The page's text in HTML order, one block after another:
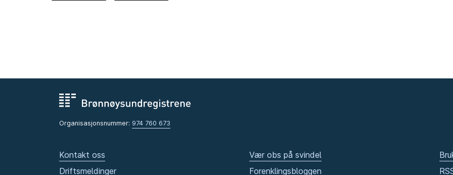
Organisasjonsnummer: 974 760 673
Kontakt oss
Driftsmeldinger
Vær obs på svindel
Forenklingsbloggen